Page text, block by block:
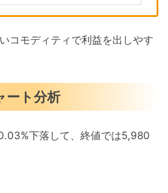
コモディティで利益を出しやす
ート分析
下落して、終値では5,980